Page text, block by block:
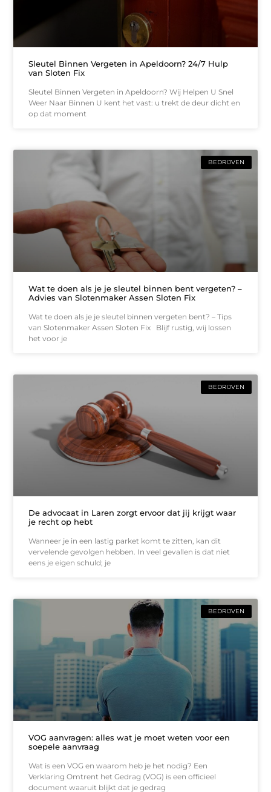
Sleutel Binnen Vergeten in Apeldoorn? 24/7 Hulp
van Sloten Fix
Sleutel Binnen Vergeten in Apeldoorn? Wij Helpen U Snel
Weer Naar Binnen U kent het vast: u trekt de deur dicht en
op dat moment
BEDRIJVEN
Wat te doen als je je sleutel binnen bent vergeten? –
Advies van Slotenmaker Assen Sloten Fix
Wat te doen als je je sleutel binnen vergeten bent? – Tips
van Slotenmaker Assen Sloten Fix Blijf rustig, wij lossen
het voor je
BEDRIJVEN
De advocaat in Laren zorgt ervoor dat jij krijgt waar
je recht op hebt
Wanneer je in een lastig parket komt te zitten, kan dit
vervelende gevolgen hebben. In veel gevallen is dat niet
eens je eigen schuld; je
BEDRIJVEN
VOG aanvragen: alles wat je moet weten voor een
soepele aanvraag
Wat is een VOG en waarom heb je het nodig? Een
Verklaring Omtrent het Gedrag (VOG) is een officieel
document waaruit blijkt dat je gedrag